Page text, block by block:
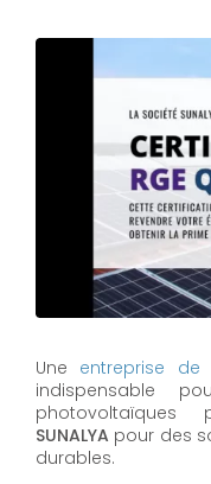
Une entreprise
indispensable
SUNALYA pour des
durables.